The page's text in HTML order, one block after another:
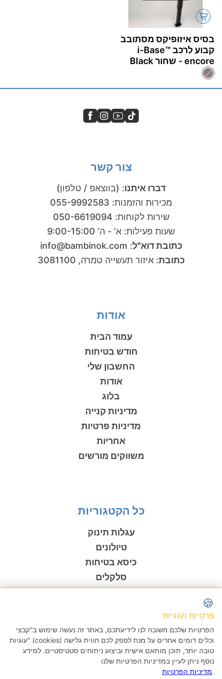
בסיס איזופיקס מסתובב
קבוע לרכב i-Base™‎
encore - שחור Black
צור קשר
דברו איתנו: (בווצאפ / טלפון)
מכירות והזמנות:
055-9992583
שירות לקוחות:
050-6619094
שעות פעילות: א’ - ה’ 9:00-15:00
כתובת דוא"ל:
info@bambinok.com
כתובת: איזור תעשייה טמרה, 3081100
אודות
עמוד הבית
חודש בטיחות
החשבון שלי
אודות
בלוג
מדיניות קנייה
מדיניות פרטיות
אחריות
משווקים מורשים
כל הקטגוריות
עגלות תינוק
טיולונים
כיסא בטיחות
סלקלים
מנשאים
קולקציית SIGNATURE
🍪
פרטיות ועוגיות
הפרטיות שלכם חשובה לנו לידיעתכם, באתר זה נעשה שימוש ב"קבצי
עוגיות" (cookies) וכלים דומים אחרים על מנת לספק לכם חווית גלישה
טובה יותר, תוכן מותאם אישית וביצוע ניתוחים סטטיסטיים. למידע
נוסף ניתן לעיין במדיניות הפרטיות שלנו
מדיניות הפרטיות.